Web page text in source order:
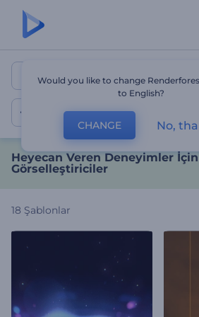
Heyecan
Heyecan Veren Deneyimler
Görselleştiriciler
18 Şablonlar
Would you like to change
to English?
CHANGE No,